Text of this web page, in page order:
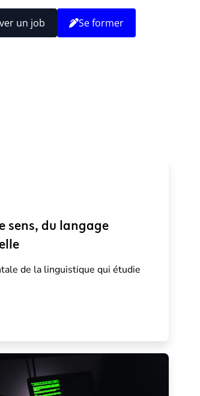
un job Se former
sens, du langage
de la linguistique qui étudie